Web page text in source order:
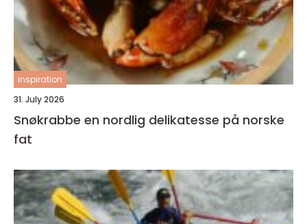
inspiration
31. July 2026
Snøkrabbe en nordlig delikatesse på norske
fat